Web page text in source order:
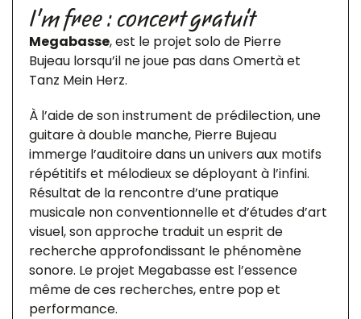
I'm free : concert gratuit
Megabasse, est le projet solo de Pierre
Bujeau lorsqu’il ne joue pas dans Omertà et
Tanz Mein Herz.
À l’aide de son instrument de prédilection, une
guitare à double manche, Pierre Bujeau
immerge l’auditoire dans un univers aux motifs
répétitifs et mélodieux se déployant à l’infini.
Résultat de la rencontre d’une pratique
musicale non conventionnelle et d’études d’art
visuel, son approche traduit un esprit de
recherche approfondissant le phénomène
sonore. Le projet Megabasse est l’essence
même de ces recherches, entre pop et
performance.